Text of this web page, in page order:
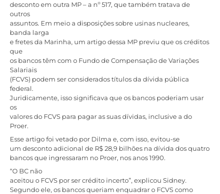
desconto em outra MP – a nº 517, que também tratava de
outros
assuntos. Em meio a disposições sobre usinas nucleares,
banda larga
e fretes da Marinha, um artigo dessa MP previu que os créditos
que
os bancos têm com o Fundo de Compensação de Variações
Salariais
(FCVS) podem ser considerados títulos da dívida pública
federal.
Juridicamente, isso significava que os bancos poderiam usar
os
valores do FCVS para pagar as suas dívidas, inclusive a do
Proer.
Esse artigo foi vetado por Dilma e, com isso, evitou-se
um desconto adicional de R$ 28,9 bilhões na dívida dos quatro
bancos que ingressaram no Proer, nos anos 1990.
“O BC não
aceitou o FCVS por ser crédito incerto”, explicou Sidney.
Segundo ele, os bancos queriam enquadrar o FCVS como